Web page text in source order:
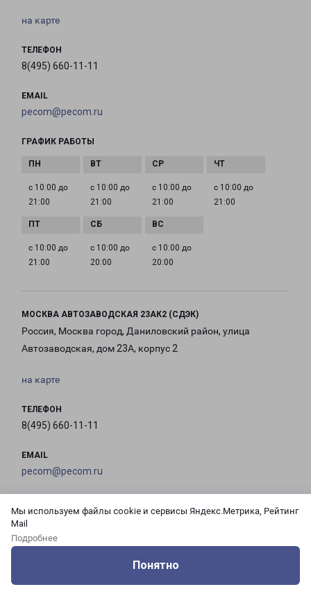
Мы используем файлы cookie и сервисы Яндекс.Метрика, Рейтинг
Mail
Подробнее
Понятно
на карте
ТЕЛЕФОН
8(495) 660-11-11
EMAIL
pecom@pecom.ru
ГРАФИК РАБОТЫ
с 10:00 до
21:00
с 10:00 до
21:00
с 10:00 до
21:00
с 10:00 до
21:00
с 10:00 до
21:00
с 10:00 до
20:00
с 10:00 до
20:00
МОСКВА АВТОЗАВОДСКАЯ 23АК2 (СДЭК)
Россия, Москва город, Даниловский район, улица
Автозаводская, дом 23А, корпус 2
на карте
ТЕЛЕФОН
8(495) 660-11-11
EMAIL
pecom@pecom.ru
с 10:00 до
с 10:00 до
с 10:00 до
21:00
с 10:00 до